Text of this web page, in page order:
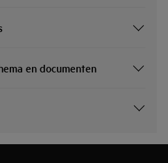
en documenten